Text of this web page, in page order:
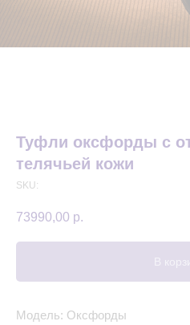
Туфли оксфорды с
телячьей кожи
SKU:
73990,00 р.
В
Модель: Оксфорды